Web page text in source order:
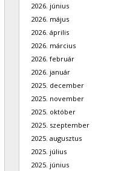
2026. június
2026. május
2026. április
2026. március
2026. február
2026. január
2025. december
2025. november
2025. október
2025. szeptember
2025. augusztus
2025. július
2025. június